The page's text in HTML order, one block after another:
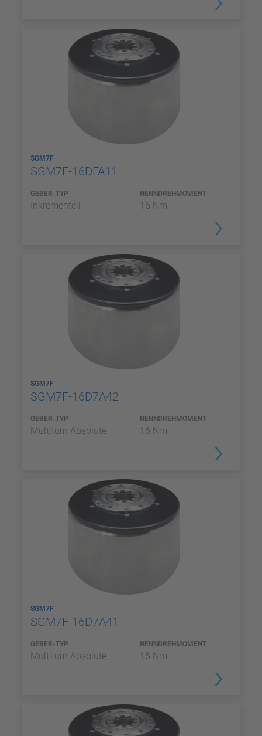
SGM7F
SGM7F-16DFA11
GEBER-TYP
Inkrementell
NENNDREHMOMENT
16 Nm
SGM7F
SGM7F-16D7A42
GEBER-TYP
Multiturn Absolute
NENNDREHMOMENT
16 Nm
SGM7F
SGM7F-16D7A41
GEBER-TYP
Multiturn Absolute
NENNDREHMOMENT
16 Nm